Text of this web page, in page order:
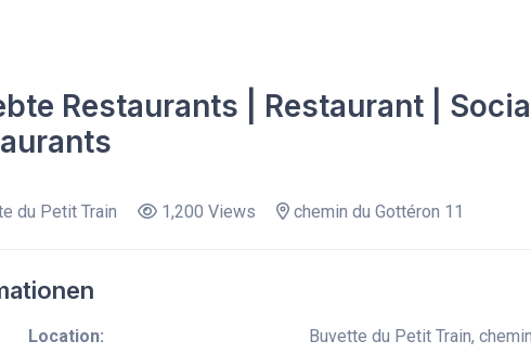
Restaurants | Restaurant |
du Petit Train 1,200 Views chemin du Gottéron 11
Location:
Buvette du Petit Train,